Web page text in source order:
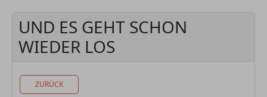
UND ES GEHT SCHON
WIEDER LOS
ZURÜCK